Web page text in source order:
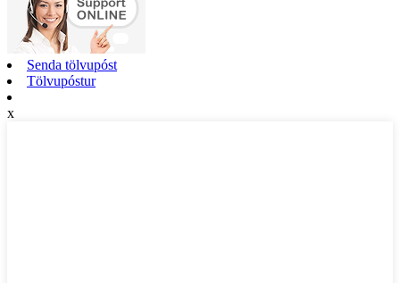
Senda tölvupóst
Tölvupóstur
x